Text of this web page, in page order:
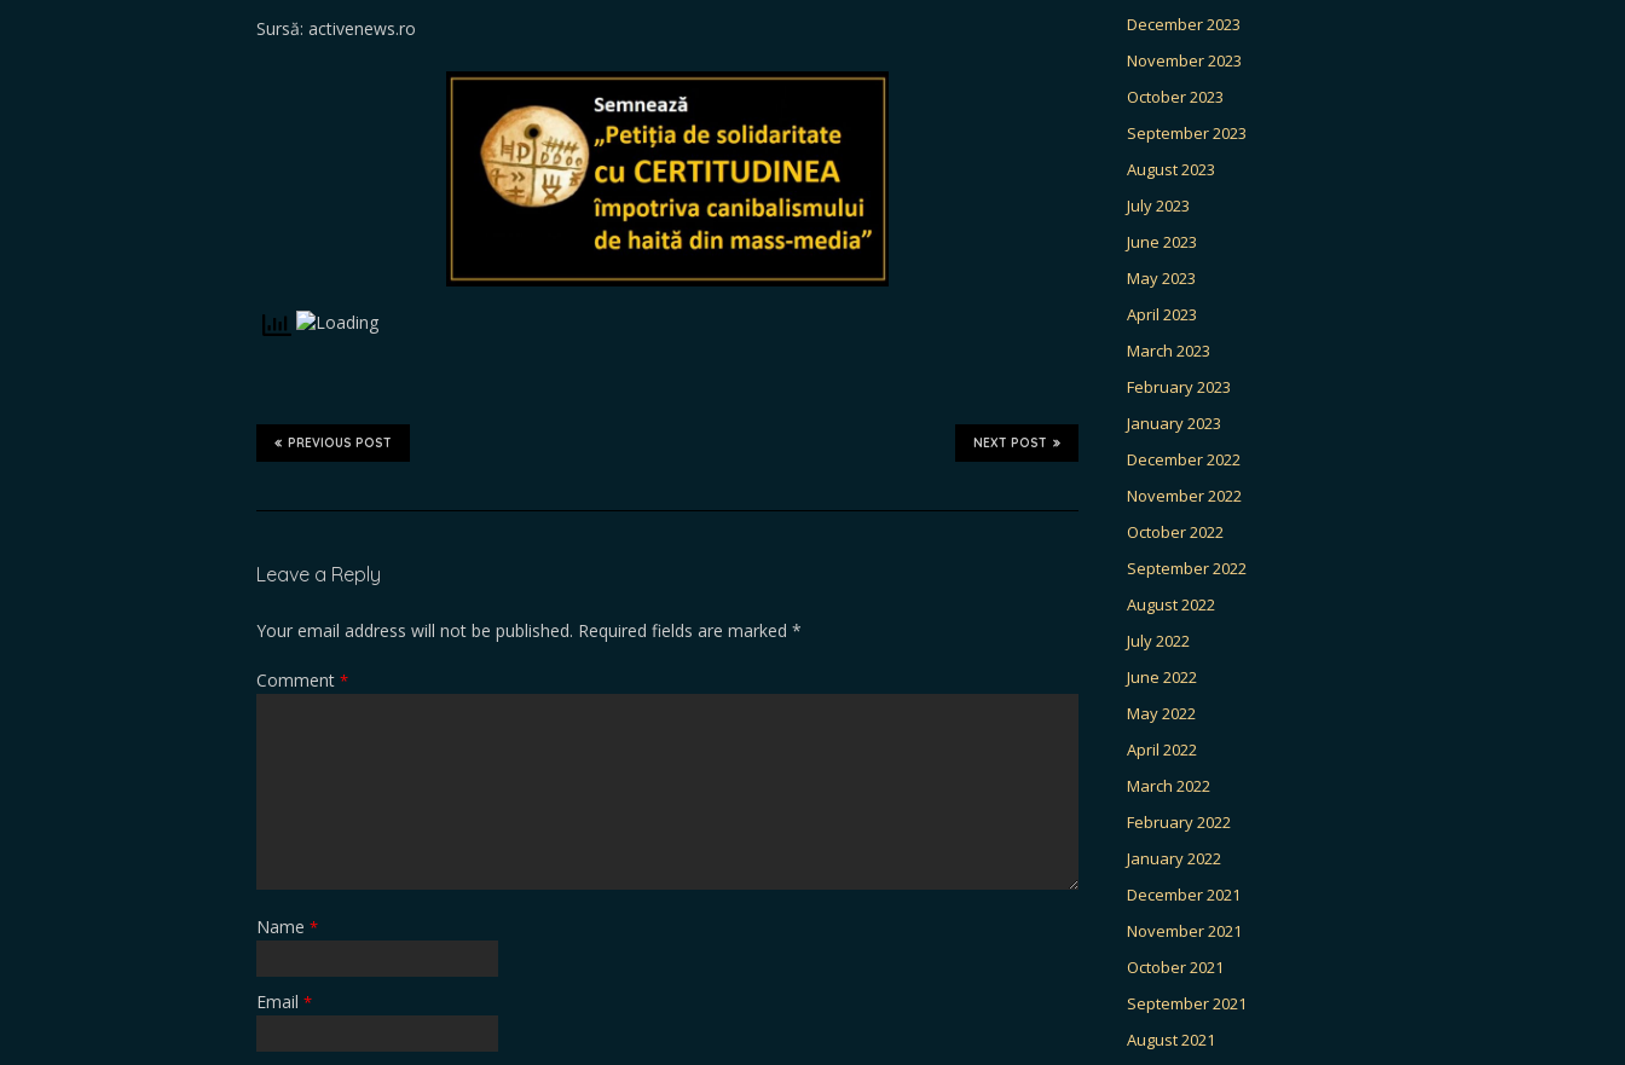
Sursă: activenews.ro
NEXT POST
PREVIOUS POST
Leave a Reply
Your email address will not be published. Required fields are marked *
Comment *
Name *
Email *
December 2023
November 2023
October 2023
September 2023
August 2023
July 2023
June 2023
May 2023
April 2023
March 2023
February 2023
January 2023
December 2022
November 2022
October 2022
September 2022
August 2022
July 2022
June 2022
May 2022
April 2022
March 2022
February 2022
January 2022
December 2021
November 2021
October 2021
September 2021
August 2021